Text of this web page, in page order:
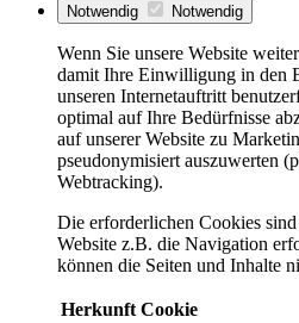
Notwendig Notwendig
Wenn Sie unsere Website
damit Ihre Einwilligung in den
unseren Internetauftritt
optimal auf Ihre Bedürfnisse
auf unserer Website zu
pseudonymisiert auszuwerten
Webtracking).
Die erforderlichen Cookies
Website z.B. die Navigation
können die Seiten und Inhalte
Herkunft Cookie